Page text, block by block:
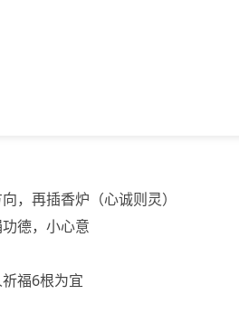
，再插香炉（心诚则灵）
德，小心意
福6根为宜